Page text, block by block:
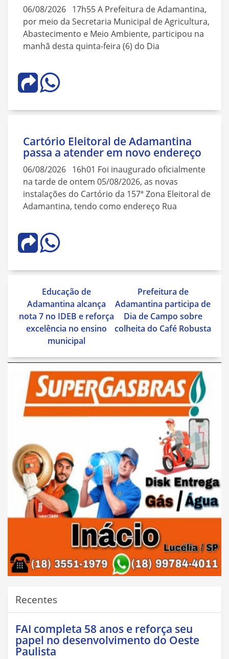
06/08/2026 17h55 A Prefeitura de Adamantina,
por meio da Secretaria Municipal de Agricultura,
Abastecimento e Meio Ambiente, participou na
manhã desta quinta-feira (6) do Dia
Cartório Eleitoral de Adamantina
passa a atender em novo endereço
06/08/2026 16h01 Foi inaugurado oficialmente
na tarde de ontem 05/08/2026, as novas
instalações do Cartório da 157ª Zona Eleitoral de
Adamantina, tendo como endereço Rua
Navegação
Post
Educação de
Adamantina alcança
nota 7 no IDEB e reforça
excelência no ensino
municipal
Prefeitura de
Adamantina participa de
Dia de Campo sobre
colheita do Café Robusta
Recentes
FAI completa 58 anos e reforça seu
papel no desenvolvimento do Oeste
Paulista